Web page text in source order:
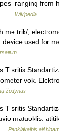
ranging from
…
Wikipedia
trik/,
used for
sritis
vok.
žodynas
sritis
matuoklis.
Penkiakalbis